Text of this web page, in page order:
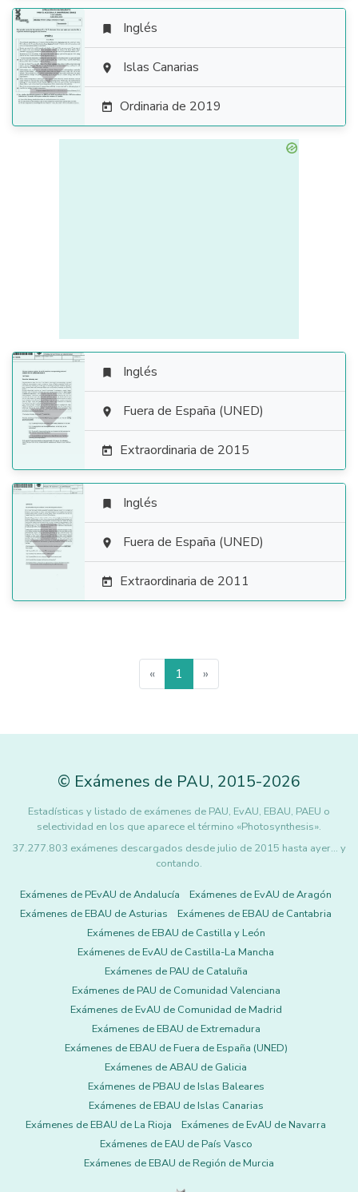

 Inglés
 Islas Canarias
 Ordinaria de 2019

 Inglés
 Fuera de España (UNED)
 Extraordinaria de 2015

 Inglés
 Fuera de España (UNED)
 Extraordinaria de 2011
« 1 »
© Exámenes de PAU, 2015-2026
Estadísticas y listado de exámenes de PAU, EvAU, EBAU, PAEU o
selectividad en los que aparece el término «Photosynthesis».
37.277.803 exámenes descargados desde julio de 2015 hasta ayer... y
contando.
Exámenes de PEvAU de Andalucía
Exámenes de EvAU de Aragón
Exámenes de EBAU de Asturias
Exámenes de EBAU de Cantabria
Exámenes de EBAU de Castilla y León
Exámenes de EvAU de Castilla-La Mancha
Exámenes de PAU de Cataluña
Exámenes de PAU de Comunidad Valenciana
Exámenes de EvAU de Comunidad de Madrid
Exámenes de EBAU de Extremadura
Exámenes de EBAU de Fuera de España (UNED)
Exámenes de ABAU de Galicia
Exámenes de PBAU de Islas Baleares
Exámenes de EBAU de Islas Canarias
Exámenes de EBAU de La Rioja
Exámenes de EvAU de Navarra
Exámenes de EAU de País Vasco
Exámenes de EBAU de Región de Murcia